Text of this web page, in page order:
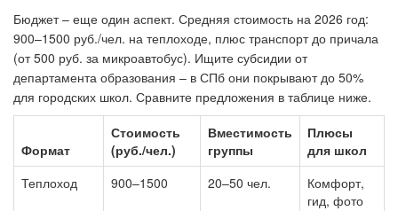
Бюджет – еще один аспект. Средняя стоимость на 2026 год:
900–1500 руб./чел. на теплоходе, плюс транспорт до причала
(от 500 руб. за микроавтобус). Ищите субсидии от
департамента образования – в СПб они покрывают до 50%
для городских школ. Сравните предложения в таблице ниже.
Формат
Стоимость
(руб./чел.)
Вместимость
группы
Плюсы
для школ
Теплоход
900–1500 20–50 чел.
Комфорт,
гид, фото